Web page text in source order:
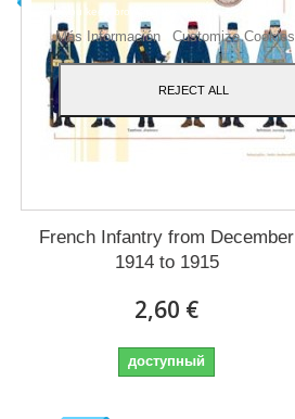
French Infantry from December
1914 to 1915
2,60 €
доступный
if you keep browsing the website.
Más Información Customize Cookies
REJECT ALL